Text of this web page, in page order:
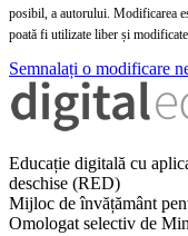
posibil, a autorului. Modificarea
poată fi utilizate liber și
Semnalați o modificare
Educație digitală cu
deschise (RED)
Mijloc de învățământ
Omologat selectiv de